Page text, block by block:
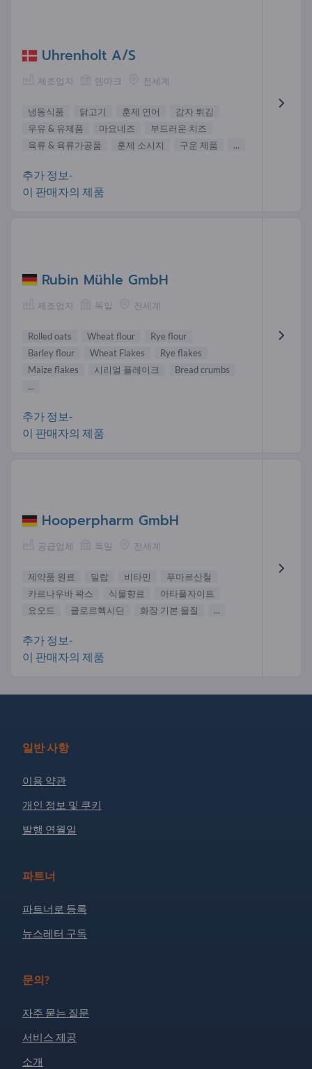
Uhrenholt A/S
제조업자 덴마크 전세계
냉동식품 닭고기 훈제 연어
감자 튀김
우유 & 유제품
마요네즈
부드러운 치즈
육류 & 육류가공품
훈제 소시지 구운 제품 ...
추가 정보-
이 판매자의 제품
Rubin Mühle GmbH
제조업자 독일 전세계
Rolled oats Wheat flour
Rye flour
Barley flour
Wheat Flakes
Rye flakes
Maize flakes
시리얼 플레이크
Bread crumbs
...
추가 정보-
이 판매자의 제품
Hooperpharm GmbH
공급업체 독일 전세계
제약품 원료 밀랍 비타민
푸마르산철
카르나우바 왁스
식물향료
아타풀자이트
요오드
클로르헥시딘 화장 기본 물질 ...
추가 정보-
이 판매자의 제품
일반 사항
이용 약관
개인 정보 및 쿠키
발행 연월일
파트너
파트너로 등록
뉴스레터 구독
문의?
자주 묻는 질문
서비스 제공
소개